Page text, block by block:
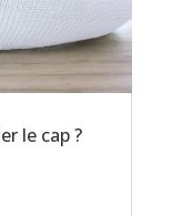
le cap ?